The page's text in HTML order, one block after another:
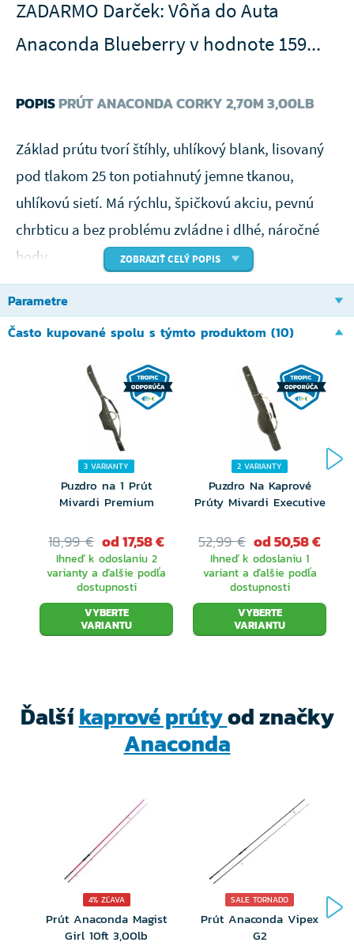
ZADARMO Darček: Vôňa do Auta
Anaconda Blueberry v hodnote 159...
POPISPRÚT ANACONDA CORKY 2,70M 3,00LB
Základ prútu tvorí štíhly, uhlíkový blank, lisovaný
pod tlakom 25 ton potiahnutý jemne tkanou,
uhlíkovú sietí. Má rýchlu, špičkovú akciu, pevnú
chrbticu a bez problému zvládne i dlhé, náročné
hody.
Osadený je kvalitnými SIC očkami s XL prírubou a
sedlom navijaku DPS. Rukoväť je potiahnutá
korkom, ktorý je anatomicky tvarovaný a perfektne
padne do ruky. Zakončený je hliníkovou koncovkou
Korok spoločne s neleštěnými uhlíkovými
komponenty sú v dokonalej symbióze a vytvára tak
uhlíkový blank lisovaný pod tlakom 25 ton
rukoväť potiahnutá anatomicky tvarovaným
korkom
sedlo navijaku DPS
Anaconda klip
ZOBRAZIŤ CELÝ POPIS
Parametre
Často kupované spolu s týmto produktom (10)
3 VARIANTY
Puzdro na 1 Prút
Mivardi Premium
18,99 € od 17,58 €
Ihneď k odoslaniu 2
varianty a ďalšie podľa
dostupnosti
VYBERTE
VARIANTU
2 VARIANTY
Puzdro Na Kaprové
Prúty Mivardi Executive
52,99 € od 50,58 €
Ihneď k odoslaniu 1
variant a ďalšie podľa
dostupnosti
VYBERTE
VARIANTU
Ďalšíkaprové prútyod značky
Anaconda
4% ZĽAVA
Prút Anaconda Magist
Girl 10ft 3,00lb
SALE TORNADO
Prút Anaconda Vipex
G2